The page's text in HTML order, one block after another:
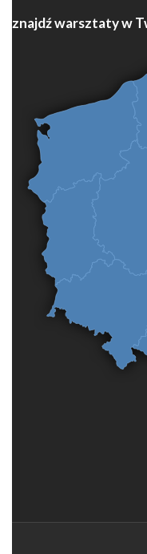
znajdź warsztaty w